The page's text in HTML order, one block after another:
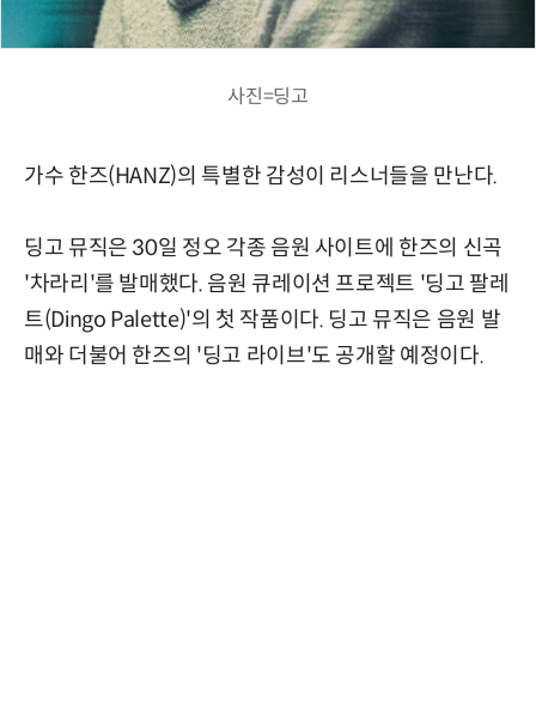
사진=딩고
가수 한즈(HANZ)의 특별한 감성이 리스너들을 만난다.
딩고 뮤직은 30일 정오 각종 음원 사이트에 한즈의 신곡
'차라리'를 발매했다. 음원 큐레이션 프로젝트 '딩고 팔레
트(Dingo Palette)'의 첫 작품이다. 딩고 뮤직은 음원 발
매와 더불어 한즈의 '딩고 라이브'도 공개할 예정이다.